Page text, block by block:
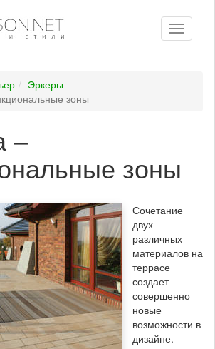
Toggle
Эркеры
зоны
–
зоны
Сочетание
двух
различных
материалов на
террасе
создает
совершенно
новые
возможности в
дизайне.